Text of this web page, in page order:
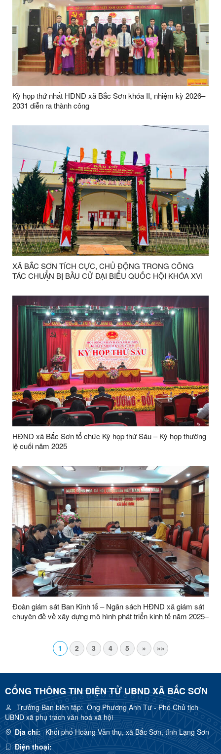
Kỳ họp thứ nhất HĐND xã Bắc Sơn khóa II, nhiệm kỳ 2026–
2031 diễn ra thành công
XÃ BẮC SƠN TÍCH CỰC, CHỦ ĐỘNG TRONG CÔNG
TÁC CHUẨN BỊ BẦU CỬ ĐẠI BIỂU QUỐC HỘI KHÓA XVI
HĐND xã Bắc Sơn tổ chức Kỳ họp thứ Sáu – Kỳ họp thường
lệ cuối năm 2025
Đoàn giám sát Ban Kinh tế – Ngân sách HĐND xã giám sát
chuyên đề về xây dựng mô hình phát triển kinh tế năm 2025–
1 2 3 4 5 » »»
CỔNG THÔNG TIN ĐIỆN TỬ UBND XÃ BẮC SƠN
Trưởng Ban biên tập:Ông Phương Anh Tư - Phó Chủ tịch
UBND xã phụ trách văn hoá xã hội
Địa chỉ: Khối phố Hoàng Văn thụ, xã Bắc Sơn, tỉnh Lạng Sơn
Điện thoại: